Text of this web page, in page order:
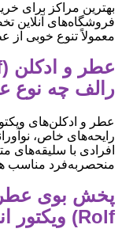
بهترین مراکز برای
فروشگاه‌های
معمولاً تنوع خوبی از
رالف چه
عطر و ادکلن‌های
رایحه‌های خاص،
افرادی با سلیقه‌های
منحصربه‌فرد مناسب
Rolf) ویکتور اند رالف